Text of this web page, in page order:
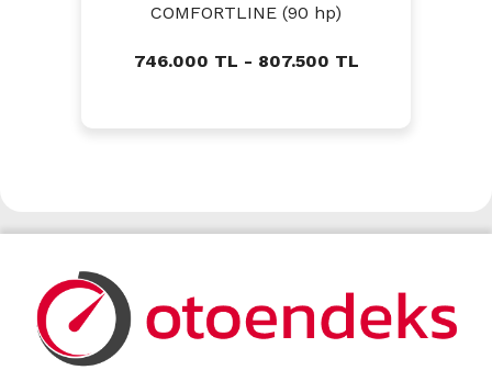
COMFORTLINE (90 hp)
746.000 TL - 807.500 TL